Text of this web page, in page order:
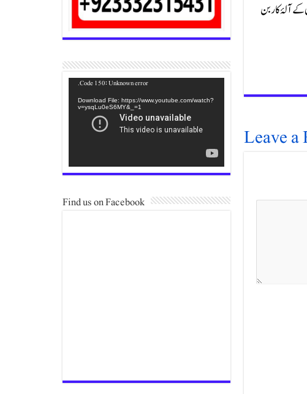
کے آلۂ کار بن
Leave a
Player
Code 150: Unknown error.
Download File: https://www.youtube.com/watch?
v=ysqLu0eS6MY&_=1
Find us on Facebook